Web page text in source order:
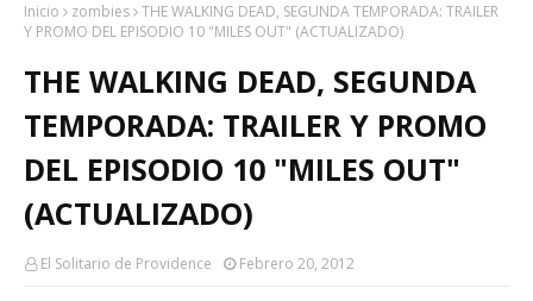
Inicio zombies THE WALKING DEAD, SEGUNDA TEMPORADA: TRAILER
Y PROMO DEL EPISODIO 10 "MILES OUT" (ACTUALIZADO)
THE WALKING DEAD, SEGUNDA
TEMPORADA: TRAILER Y PROMO
DEL EPISODIO 10 "MILES OUT"
(ACTUALIZADO)
El Solitario de Providence Febrero 20, 2012